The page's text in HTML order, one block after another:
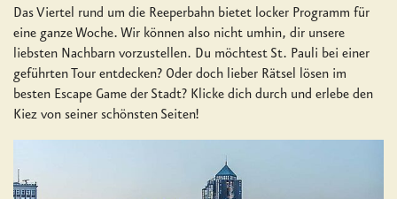
Das Viertel rund um die Reeperbahn bietet locker Programm für
eine ganze Woche. Wir können also nicht umhin, dir unsere
liebsten Nachbarn vorzustellen. Du möchtest St. Pauli bei einer
geführten Tour entdecken? Oder doch lieber Rätsel lösen im
besten Escape Game der Stadt? Klicke dich durch und erlebe den
Kiez von seiner schönsten Seiten!